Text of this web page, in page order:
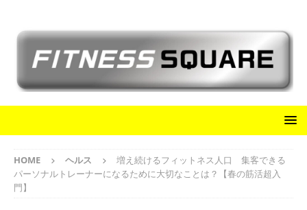
HOME ヘルス
増え続けるフィットネス人口 集客できる
パーソナルトレーナーになるために大切なことは？【春の筋活超入
門】